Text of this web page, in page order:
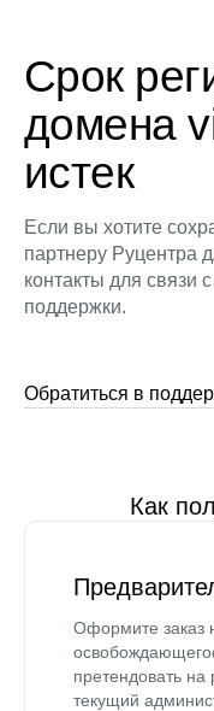
Срок
домена
истек
Если вы хотите
партнеру Руцентра
контакты для связи
поддержки.
Обратиться в
Как
Оформите заказ
претендовать
текущий